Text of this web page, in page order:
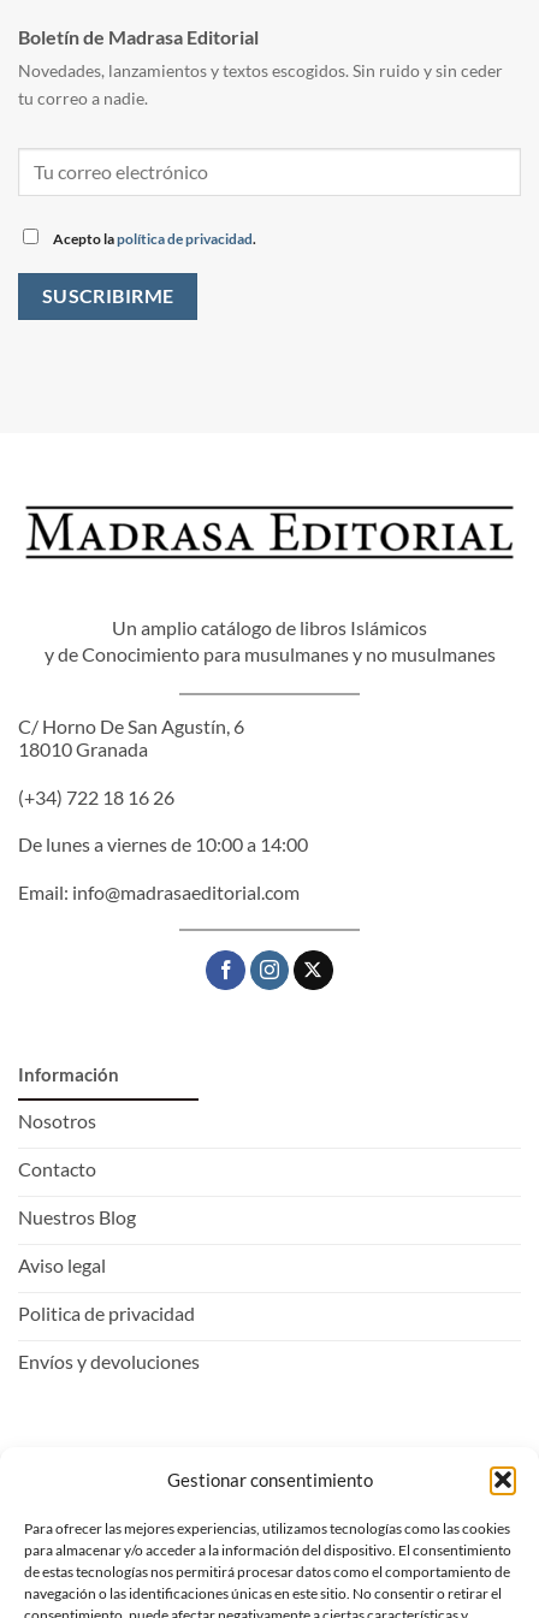
Gestionar consentimiento
Para ofrecer las mejores experiencias, utilizamos tecnologías como las cookies
para almacenar y/o acceder a la información del dispositivo. El consentimiento
de estas tecnologías nos permitirá procesar datos como el comportamiento de
navegación o las identificaciones únicas en este sitio. No consentir o retirar el
Boletín de Madrasa Editorial
Novedades, lanzamientos y textos escogidos. Sin ruido y sin ceder
tu correo a nadie.
Acepto lapolítica de privacidad.
Un amplio catálogo de libros Islámicos
y de Conocimiento para musulmanes y no musulmanes
C/ Horno De San Agustín, 6
18010 Granada
(+34) 722 18 16 26
De lunes a viernes de 10:00 a 14:00
Email: info@madrasaeditorial.com
Información
Nosotros
Contacto
Nuestros Blog
Aviso legal
Politica de privacidad
Envíos y devoluciones
Entrar
Ver carrito